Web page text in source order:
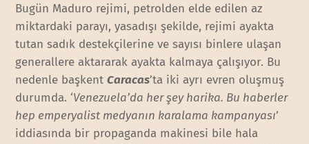
Bugün Maduro rejimi, petrolden elde edilen az
miktardaki parayı, yasadışı şekilde, rejimi ayakta
tutan sadık destekçilerine ve sayısı binlere ulaşan
generallere aktararak ayakta kalmaya çalışıyor. Bu
nedenle başkentCaracas’ta iki ayrı evren oluşmuş
durumda. ‘Venezuela’da her şey harika. Bu haberler
hep emperyalist medyanın karalama kampanyası’
iddiasında bir propaganda makinesi bile hala